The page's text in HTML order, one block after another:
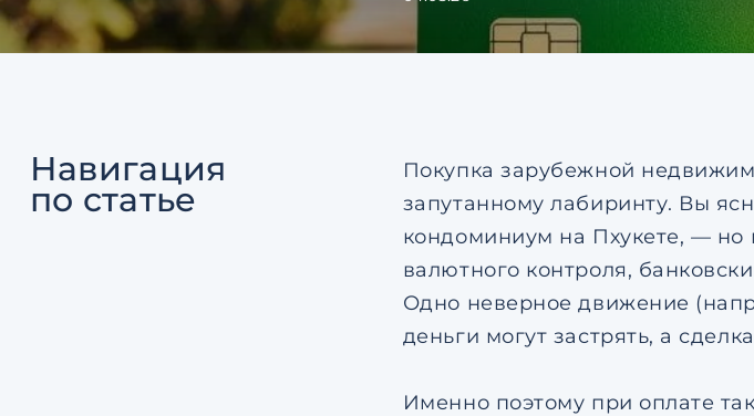
Навигация
по статье
Покупка зарубежной
запутанному лабиринту. Вы
кондоминиум на Пхукете, —
валютного контроля,
Одно неверное движение
деньги могут застрять, а
Именно поэтому при оплате